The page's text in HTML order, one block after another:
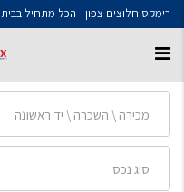
רימקס חלוצים צפון - הכל מתחיל בבית
מכירה \ השכרה \ יד ראשונה
סוג נכס